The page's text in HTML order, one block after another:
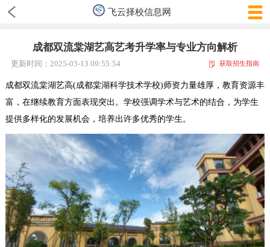
飞云择校信息网
成都双流棠湖艺高艺考升学率与专业方向解析
更新时间：2025-03-13 09:55:54 获取招生指南
成都双流棠湖艺高(成都棠湖科学技术学校)师资力量雄厚，教育资源丰
富，在继续教育方面表现突出。学校强调学术与艺术的结合，为学生
提供多样化的发展机会，培养出许多优秀的学生。